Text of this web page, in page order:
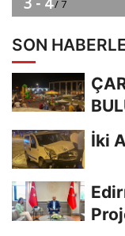
SON
İki